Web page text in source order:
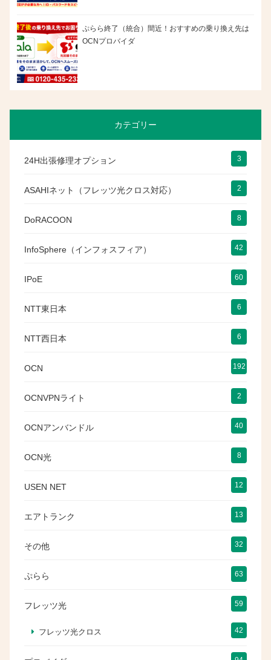
ぷらら終了（統合）間近！おすすめの乗り換え先は
OCNプロバイダ
カテゴリー
24H出張修理オプション 3
ASAHIネット（フレッツ光クロス対応） 2
DoRACOON 8
InfoSphere（インフォスフィア） 42
IPoE 60
NTT東日本 6
NTT西日本 6
OCN 192
OCNVPNライト 2
OCNアンバンドル 40
OCN光 8
USEN NET 12
エアトランク 13
その他 32
ぷらら 63
フレッツ光 59
フレッツ光クロス 42